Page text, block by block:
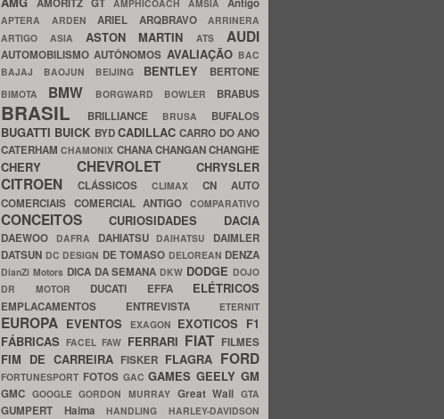
AMORITZ GT AMPHICOACH AMSIA Antigo
APTERA ARDEN ARIEL ARQBRAVO ARRINERA
ARTIGO ASIA ASTON MARTINATS AUDI
AUTOMOBILISMOAUTÔNOMOS AVALIAÇÃO BAC
BAJAJ BAOJUN BEIJING BENTLEY BERTONE
BIMOTA BMW BORGWARD BOWLER BRABUS
BRASIL BRILLIANCE BRUSA BUFALOS
BUGATTI BUICK BYDCADILLACCARRO DO ANO
CATERHAMCHAMONIX CHANACHANGANCHANGHE
CHERY CHEVROLET CHRYSLER
CITROEN CLÁSSICOS CLIMAX CN AUTO
COMERCIAIS COMERCIAL ANTIGOCOMPARATIVO
CONCEITOS CURIOSIDADES DACIA
DAEWOO DAFRA DAHIATSU DAIHATSU DAIMLER
DATSUN DC DESIGN DE TOMASO DELOREAN DENZA
DianZi Motors DICA DA SEMANA DKW DODGE DOJO
DR MOTOR DUCATI EFFA ELÉTRICOS
EMPLACAMENTOS ENTREVISTA ETERNIT
EUROPA EVENTOS EXAGON EXOTICOS F1
FÁBRICASFACELFAW FERRARI FIAT FILMES
FIM DE CARREIRA FISKER FLAGRA FORD
FORTUNESPORT FOTOS GACGAMESGEELYGM
GMC GOOGLEGORDON MURRAY Great WallGTA
GUMPERT HaimaHANDLINGHARLEY-DAVIDSON